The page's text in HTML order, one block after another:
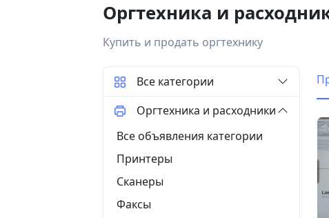
Оргтехника и
Купить и продать оргтехнику
Все категории
Оргтехника и расходники
Все объявления категории
Принтеры
Сканеры
Факсы